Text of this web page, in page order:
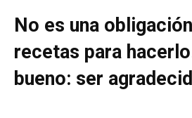
No es una
recetas para
bueno: ser